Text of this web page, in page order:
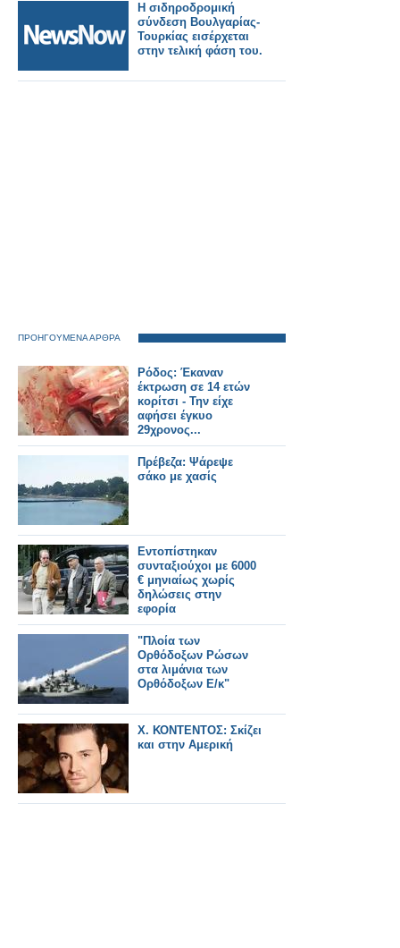
Η σιδηροδρομική
σύνδεση Βουλγαρίας-
Τουρκίας εισέρχεται
στην τελική φάση του.
ΠΡΟΗΓΟΥΜΕΝΑ ΑΡΘΡΑ
Ρόδος: Έκαναν
έκτρωση σε 14 ετών
κορίτσι - Την είχε
αφήσει έγκυο
29χρονος...
Πρέβεζα: Ψάρεψε
σάκο με χασίς
Εντοπίστηκαν
συνταξιούχοι με 6000
€ μηνιαίως χωρίς
δηλώσεις στην
εφορία
"Πλοία των
Ορθόδοξων Ρώσων
στα λιμάνια των
Ορθόδοξων Ε/κ"
Χ. ΚΟΝΤΕΝΤΟΣ: Σκίζει
και στην Αμερική